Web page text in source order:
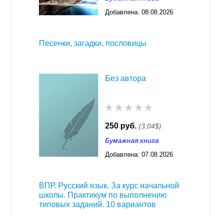
Добавлена: 08.08.2026
Песенки, загадки, пословицы
Без автора
250 руб. (3,04$)
Бумажная книга
Добавлена: 07.08.2026
ВПР. Русский язык. За курс начальной
школы. Практикум по выполнению
типовых заданий. 10 вариантов